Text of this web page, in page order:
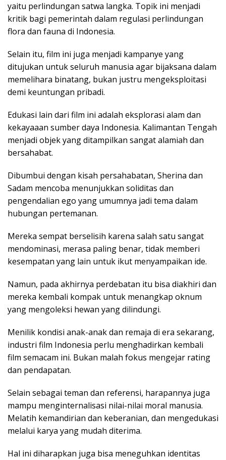
yaitu perlindungan satwa langka. Topik ini menjadi
kritik bagi pemerintah dalam regulasi perlindungan
flora dan fauna di Indonesia.
Selain itu, film ini juga menjadi kampanye yang
ditujukan untuk seluruh manusia agar bijaksana dalam
memelihara binatang, bukan justru mengeksploitasi
demi keuntungan pribadi.
Edukasi lain dari film ini adalah eksplorasi alam dan
kekayaaan sumber daya Indonesia. Kalimantan Tengah
menjadi objek yang ditampilkan sangat alamiah dan
bersahabat.
Dibumbui dengan kisah persahabatan, Sherina dan
Sadam mencoba menunjukkan soliditas dan
pengendalian ego yang umumnya jadi tema dalam
hubungan pertemanan.
Mereka sempat berselisih karena salah satu sangat
mendominasi, merasa paling benar, tidak memberi
kesempatan yang lain untuk ikut menyampaikan ide.
Namun, pada akhirnya perdebatan itu bisa diakhiri dan
mereka kembali kompak untuk menangkap oknum
yang mengoleksi hewan yang dilindungi.
Menilik kondisi anak-anak dan remaja di era sekarang,
industri film Indonesia perlu menghadirkan kembali
film semacam ini. Bukan malah fokus mengejar rating
dan pendapatan.
Selain sebagai teman dan referensi, harapannya juga
mampu menginternalisasi nilai-nilai moral manusia.
Melatih kemandirian dan keberanian, dan mengedukasi
melalui karya yang mudah diterima.
Hal ini diharapkan juga bisa meneguhkan identitas